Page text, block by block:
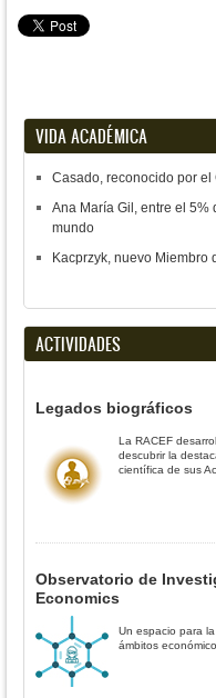
VIDA ACADÉMICA
Casado, reconocido por el
Ana María Gil, entre el 5%
mundo
Kacprzyk, nuevo Miembro
ACTIVIDADES
Legados biográficos
La RACEF
descubrir la
científica de sus
Observatorio de
Economics
Un espacio para
ámbitos